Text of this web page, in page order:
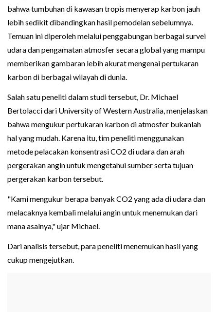
bahwa tumbuhan di kawasan tropis menyerap karbon jauh
lebih sedikit dibandingkan hasil pemodelan sebelumnya.
Temuan ini diperoleh melalui penggabungan berbagai survei
udara dan pengamatan atmosfer secara global yang mampu
memberikan gambaran lebih akurat mengenai pertukaran
karbon di berbagai wilayah di dunia.
Salah satu peneliti dalam studi tersebut, Dr. Michael
Bertolacci dari University of Western Australia, menjelaskan
bahwa mengukur pertukaran karbon di atmosfer bukanlah
hal yang mudah. Karena itu, tim peneliti menggunakan
metode pelacakan konsentrasi CO2 di udara dan arah
pergerakan angin untuk mengetahui sumber serta tujuan
pergerakan karbon tersebut.
"Kami mengukur berapa banyak CO2 yang ada di udara dan
melacaknya kembali melalui angin untuk menemukan dari
mana asalnya," ujar Michael.
Dari analisis tersebut, para peneliti menemukan hasil yang
cukup mengejutkan.